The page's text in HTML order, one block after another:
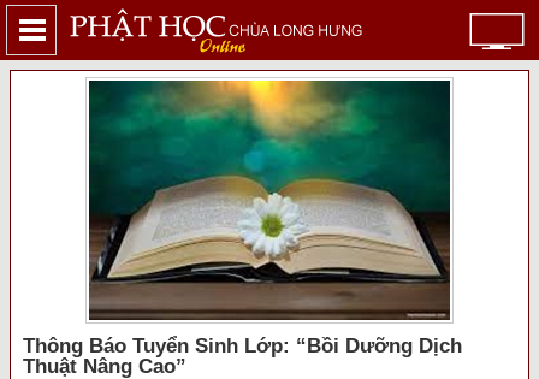
Thông Báo Tuyển Sinh Lớp: “bồi Dưỡng Dịch
Thuật Nâng Cao”